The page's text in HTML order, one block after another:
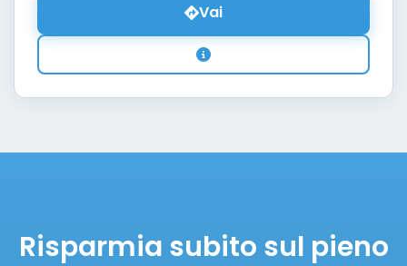
Vai
Risparmia subito sul pieno